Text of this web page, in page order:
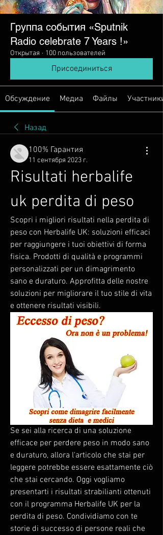
Группа события «Sputnik
Radio сelebrate 7 Years !»
Открытая · 100 пользователей
Присоединиться
Обсуждение Медиа Файлы Участники
Назад
100% Гарантия
11 сентября 2023 г.
Risultati herbalife
uk perdita di peso
Scopri i migliori risultati nella perdita di
peso con Herbalife UK: soluzioni efficaci
per raggiungere i tuoi obiettivi di forma
fisica. Prodotti di qualità e programmi
personalizzati per un dimagrimento
sano e duraturo. Approfitta delle nostre
soluzioni per migliorare il tuo stile di vita
e ottenere risultati visibili.
Se sei alla ricerca di una soluzione
efficace per perdere peso in modo sano
e duraturo, allora l'articolo che stai per
leggere potrebbe essere esattamente ciò
che stai cercando. Oggi vogliamo
presentarti i risultati strabilianti ottenuti
con il programma Herbalife UK per la
perdita di peso. Condividiamo con te
storie di successo di persone reali che